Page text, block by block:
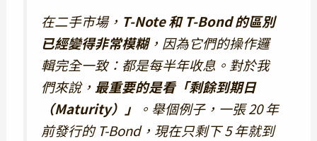
在二手市場， T-Note 和 T-Bond 的區別
已經變得非常模糊，因為它們的操作邏
輯完全一致：都是每半年收息。對於我
們來說， 最重要的是看「剩餘到期日
（Maturity）」
。舉個例子，一張 20 年
前發行的 T-Bond，現在只剩下 5 年就到